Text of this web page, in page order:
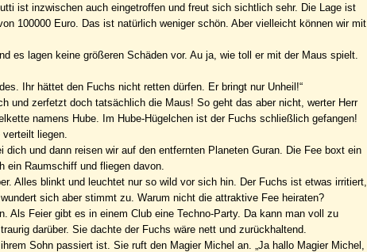
ist inzwischen auch eingetroffen und freut sich sichtlich sehr. Die Lage ist
100000 Euro. Das ist natürlich weniger schön. Aber vielleicht können wir mit
es lagen keine größeren Schäden vor. Au ja, wie toll er mit der Maus spielt.
Ihr hättet den Fuchs nicht retten dürfen. Er bringt nur Unheil!“
und zerfetzt doch tatsächlich die Maus! So geht das aber nicht, werter Herr
namens Hube. Im Hube-Hügelchen ist der Fuchs schließlich gefangen!
liegen.
und dann reisen wir auf den entfernten Planeten Guran. Die Fee boxt ein
ein Raumschiff und fliegen davon.
Alles blinkt und leuchtet nur so wild vor sich hin. Der Fuchs ist etwas irritiert,
sich aber stimmt zu. Warum nicht die attraktive Fee heiraten?
Als Feier gibt es in einem Club eine Techno-Party. Da kann man voll zu
darüber. Sie dachte der Fuchs wäre nett und zurückhaltend.
Sohn passiert ist. Sie ruft den Magier Michel an. „Ja hallo Magier Michel,